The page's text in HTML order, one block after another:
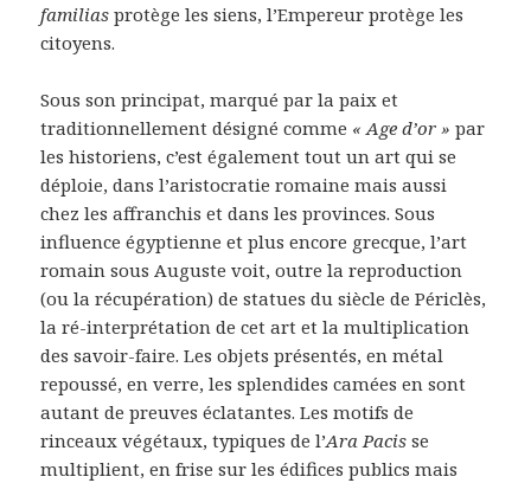
familias protège les siens, l’Empereur protège les
citoyens.
Sous son principat, marqué par la paix et
traditionnellement désigné comme « Age d’or » par
les historiens, c’est également tout un art qui se
déploie, dans l’aristocratie romaine mais aussi
chez les affranchis et dans les provinces. Sous
influence égyptienne et plus encore grecque, l’art
romain sous Auguste voit, outre la reproduction
(ou la récupération) de statues du siècle de Périclès,
la ré-interprétation de cet art et la multiplication
des savoir-faire. Les objets présentés, en métal
repoussé, en verre, les splendides camées en sont
autant de preuves éclatantes. Les motifs de
rinceaux végétaux, typiques de l’Ara Pacis se
multiplient, en frise sur les édifices publics mais